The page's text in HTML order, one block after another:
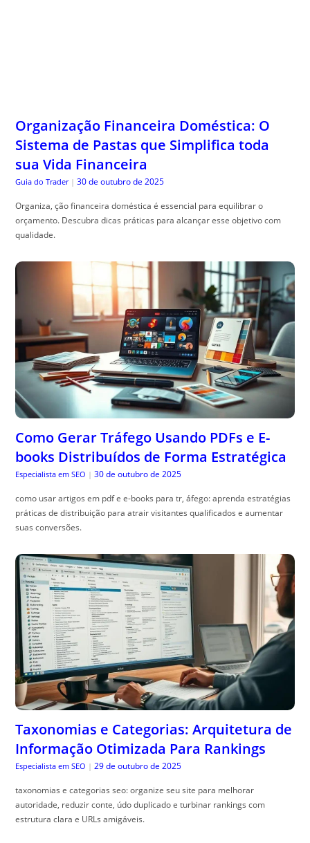
Organização Financeira Doméstica: O
Sistema de Pastas que Simplifica toda
sua Vida Financeira
Guia do Trader | 30 de outubro de 2025
Organiza, ção financeira doméstica é essencial para equilibrar o
orçamento. Descubra dicas práticas para alcançar esse objetivo com
qualidade.
Como Gerar Tráfego Usando PDFs e E-
books Distribuídos de Forma Estratégica
Especialista em SEO | 30 de outubro de 2025
como usar artigos em pdf e e-books para tr, áfego: aprenda estratégias
práticas de distribuição para atrair visitantes qualificados e aumentar
suas conversões.
Taxonomias e Categorias: Arquitetura de
Informação Otimizada Para Rankings
Especialista em SEO | 29 de outubro de 2025
taxonomias e categorias seo: organize seu site para melhorar
autoridade, reduzir conte, údo duplicado e turbinar rankings com
estrutura clara e URLs amigáveis.